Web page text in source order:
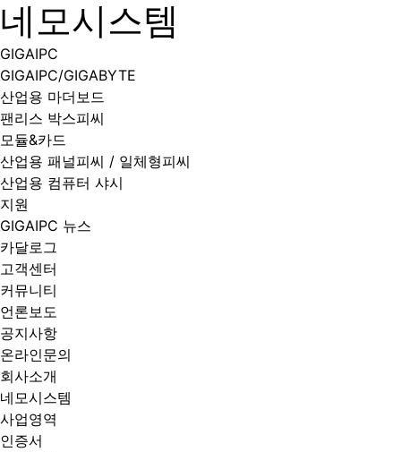
네모시스템
GIGAIPC
GIGAIPC/GIGABYTE
산업용 마더보드
팬리스 박스피씨
모듈&카드
산업용 패널피씨 / 일체형피씨
산업용 컴퓨터 샤시
지원
GIGAIPC 뉴스
카달로그
고객센터
커뮤니티
언론보도
공지사항
온라인문의
회사소개
네모시스템
사업영역
인증서